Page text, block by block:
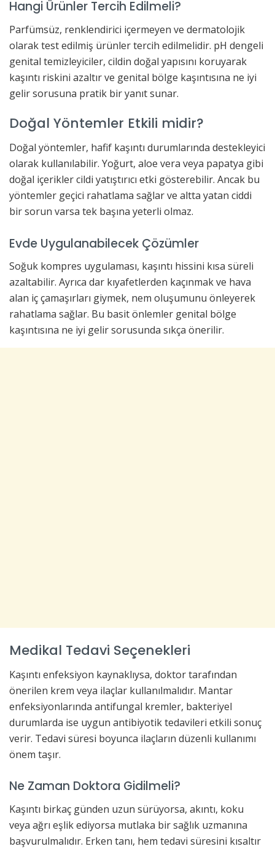
Hangi Ürünler Tercih Edilmeli?
Parfümsüz, renklendirici içermeyen ve dermatolojik
olarak test edilmiş ürünler tercih edilmelidir. pH dengeli
genital temizleyiciler, cildin doğal yapısını koruyarak
kaşıntı riskini azaltır ve genital bölge kaşıntısına ne iyi
gelir sorusuna pratik bir yanıt sunar.
Doğal Yöntemler Etkili midir?
Doğal yöntemler, hafif kaşıntı durumlarında destekleyici
olarak kullanılabilir. Yoğurt, aloe vera veya papatya gibi
doğal içerikler cildi yatıştırıcı etki gösterebilir. Ancak bu
yöntemler geçici rahatlama sağlar ve altta yatan ciddi
bir sorun varsa tek başına yeterli olmaz.
Evde Uygulanabilecek Çözümler
Soğuk kompres uygulaması, kaşıntı hissini kısa süreli
azaltabilir. Ayrıca dar kıyafetlerden kaçınmak ve hava
alan iç çamaşırları giymek, nem oluşumunu önleyerek
rahatlama sağlar. Bu basit önlemler genital bölge
kaşıntısına ne iyi gelir sorusunda sıkça önerilir.
Medikal Tedavi Seçenekleri
Kaşıntı enfeksiyon kaynaklıysa, doktor tarafından
önerilen krem veya ilaçlar kullanılmalıdır. Mantar
enfeksiyonlarında antifungal kremler, bakteriyel
durumlarda ise uygun antibiyotik tedavileri etkili sonuç
verir. Tedavi süresi boyunca ilaçların düzenli kullanımı
önem taşır.
Ne Zaman Doktora Gidilmeli?
Kaşıntı birkaç günden uzun sürüyorsa, akıntı, koku
veya ağrı eşlik ediyorsa mutlaka bir sağlık uzmanına
başvurulmalıdır. Erken tanı, hem tedavi süresini kısaltır